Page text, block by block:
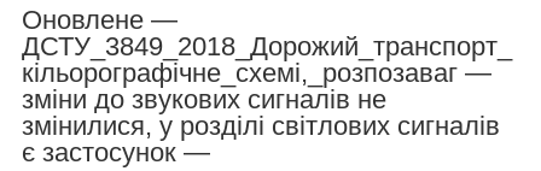
Оновлене —
ДСТУ_3849_2018_Дорожий_транспорт_
кільорографічне_схемі,_розпозаваг —
зміни до звукових сигналів не
змінилися, у розділі світлових сигналів
є застосунок —